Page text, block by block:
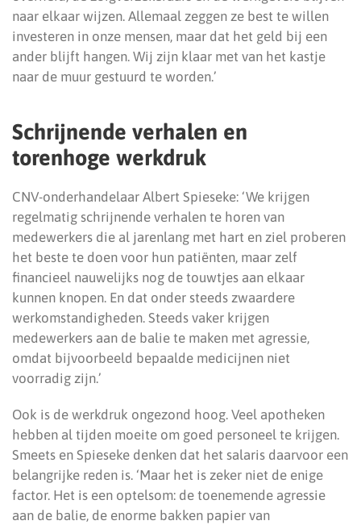
naar elkaar wijzen. Allemaal zeggen ze best te willen
investeren in onze mensen, maar dat het geld bij een
ander blijft hangen. Wij zijn klaar met van het kastje
naar de muur gestuurd te worden.’
Schrijnende verhalen en
torenhoge werkdruk
CNV-onderhandelaar Albert Spieseke: ‘We krijgen
regelmatig schrijnende verhalen te horen van
medewerkers die al jarenlang met hart en ziel proberen
het beste te doen voor hun patiënten, maar zelf
financieel nauwelijks nog de touwtjes aan elkaar
kunnen knopen. En dat onder steeds zwaardere
werkomstandigheden. Steeds vaker krijgen
medewerkers aan de balie te maken met agressie,
omdat bijvoorbeeld bepaalde medicijnen niet
voorradig zijn.’
Ook is de werkdruk ongezond hoog. Veel apotheken
hebben al tijden moeite om goed personeel te krijgen.
Smeets en Spieseke denken dat het salaris daarvoor een
belangrijke reden is. ‘Maar het is zeker niet de enige
factor. Het is een optelsom: de toenemende agressie
aan de balie, de enorme bakken papier van